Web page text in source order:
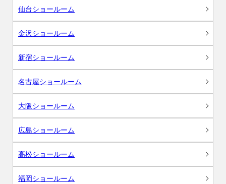
仙台ショールーム
金沢ショールーム
新宿ショールーム
名古屋ショールーム
大阪ショールーム
広島ショールーム
高松ショールーム
福岡ショールーム